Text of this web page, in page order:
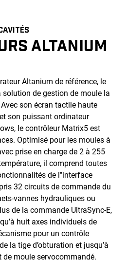
ALTANIUM
Altanium de référence, le
de gestion de moule la
son écran tactile haute
son puissant ordinateur
le contrôleur Matrix5 est
Optimisé pour les moules à
prise en charge de 2 à 255
il comprend toutes
de l’’interface
32 circuits de commande du
vannes hydrauliques ou
de la commande UltraSync-E,
huit axes individuels de
pour un contrôle
la tige d’obturation et jusqu’à
de moule servocommandé.